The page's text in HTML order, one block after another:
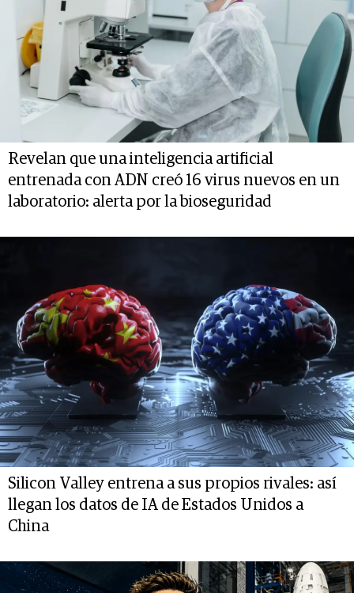
Revelan que una inteligencia artificial
entrenada con ADN creó 16 virus nuevos en un
laboratorio: alerta por la bioseguridad
Silicon Valley entrena a sus propios rivales: así
llegan los datos de IA de Estados Unidos a
China